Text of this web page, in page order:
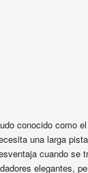
conocido como el
una larga
cuando se
elegantes,